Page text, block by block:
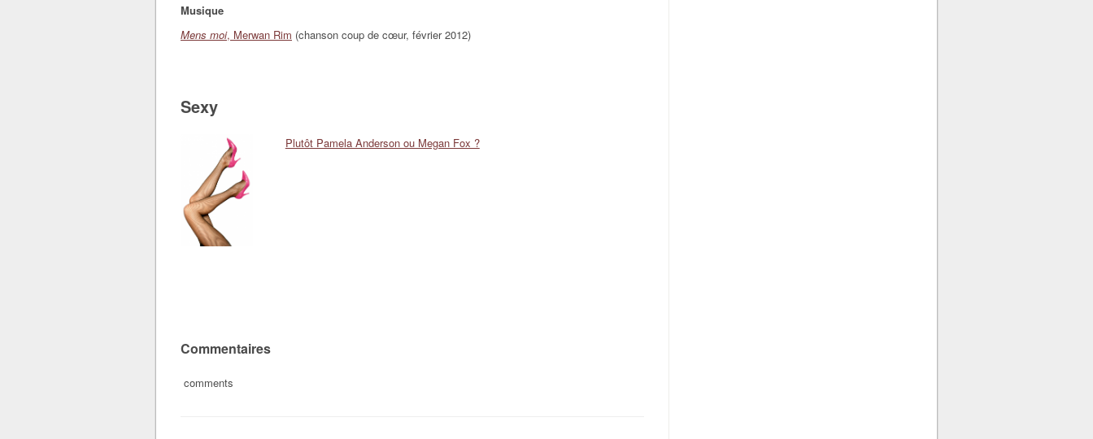
Musique
Mens moi, Merwan Rim (chanson coup de cœur, février 2012)
Sexy
Plutôt Pamela Anderson ou Megan Fox ?
Commentaires
comments